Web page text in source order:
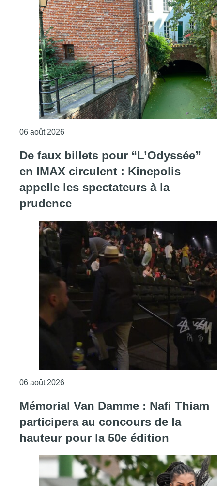
06 août 2026Consulter l'article "Saint-Géry : un ancien
De faux billets pour “L’Odyssée”
en IMAX circulent : Kinepolis
appelle les spectateurs à la
prudence
06 août 2026Consulter l'article "De faux billets pour
Mémorial Van Damme : Nafi Thiam
participera au concours de la
hauteur pour la 50e édition